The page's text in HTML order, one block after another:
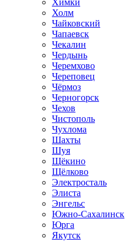
Химки
Холм
Чайковский
Чапаевск
Чекалин
Чердынь
Черемхово
Череповец
Чёрмоз
Черногорск
Чехов
Чистополь
Чухлома
Шахты
Шуя
Щёкино
Щёлково
Электросталь
Элиста
Энгельс
Южно-Сахалинск
Юрга
Якутск